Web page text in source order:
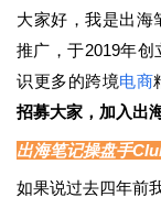
大家好，我是出海
推广，于2019年
识更多的跨境电商
招募大家，加入出
出海笔记操盘手
如果说过去四年前